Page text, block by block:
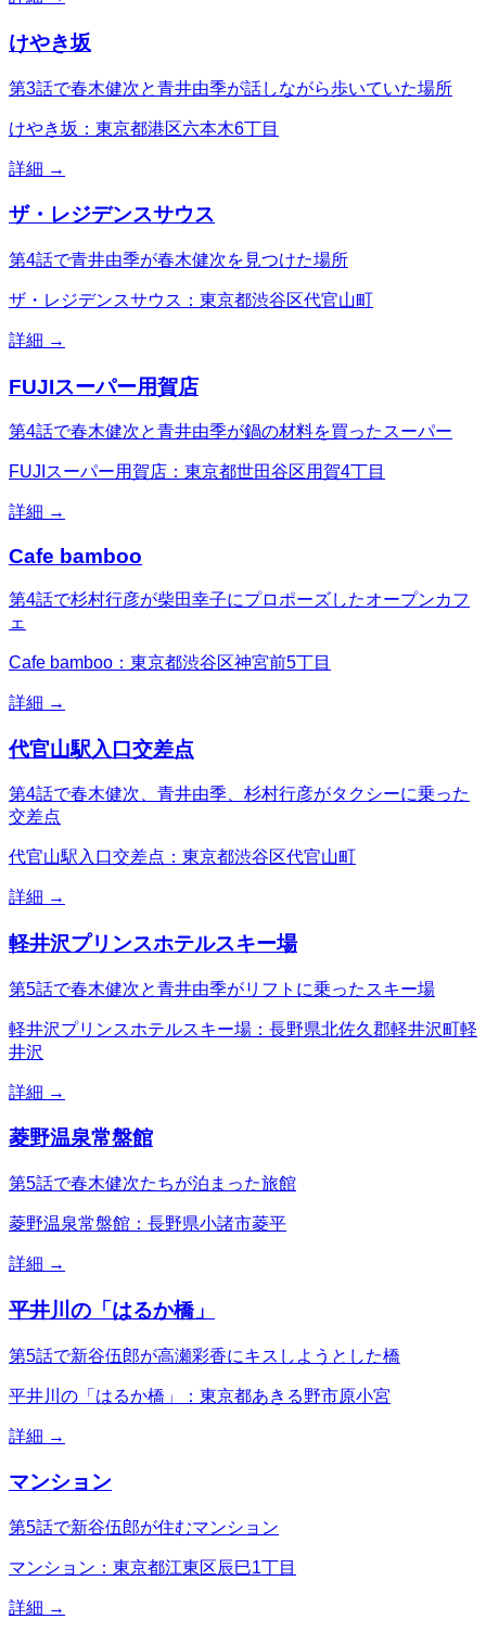
けやき坂
第3話で春木健次と青井由季が話しながら歩いていた場所
けやき坂：東京都港区六本木6丁目
詳細 →
ザ・レジデンスサウス
第4話で青井由季が春木健次を見つけた場所
ザ・レジデンスサウス：東京都渋谷区代官山町
詳細 →
FUJIスーパー用賀店
第4話で春木健次と青井由季が鍋の材料を買ったスーパー
FUJIスーパー用賀店：東京都世田谷区用賀4丁目
詳細 →
Cafe bamboo
第4話で杉村行彦が柴田幸子にプロポーズしたオープンカフ
ェ
Cafe bamboo：東京都渋谷区神宮前5丁目
詳細 →
代官山駅入口交差点
第4話で春木健次、青井由季、杉村行彦がタクシーに乗った
交差点
代官山駅入口交差点：東京都渋谷区代官山町
詳細 →
軽井沢プリンスホテルスキー場
第5話で春木健次と青井由季がリフトに乗ったスキー場
軽井沢プリンスホテルスキー場：長野県北佐久郡軽井沢町軽
井沢
詳細 →
菱野温泉常盤館
第5話で春木健次たちが泊まった旅館
菱野温泉常盤館：長野県小諸市菱平
詳細 →
平井川の「はるか橋」
第5話で新谷伍郎が高瀬彩香にキスしようとした橋
平井川の「はるか橋」：東京都あきる野市原小宮
詳細 →
マンション
第5話で新谷伍郎が住むマンション
マンション：東京都江東区辰巳1丁目
詳細 →